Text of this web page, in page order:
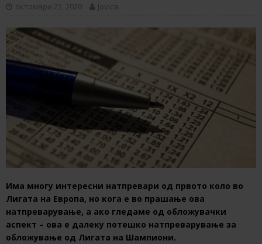
октомври 22, 2020 Jovica
Има многу интересни натпревари од првото коло во
Лигата на Европа, но кога е во прашање ова
натпреварување, а ако гледаме од обложувачки
аспект – ова е далеку потешко натпреварување за
обложување од Лигата на Шампиони.